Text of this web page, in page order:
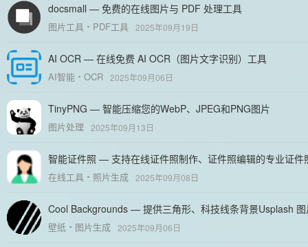
docsmall — 免费的在线图片与 PDF 处理工具
图片工具 PDF工具 2025年09月19日
AI OCR — 在线免费 AI OCR（图片文字识别）工具
AI智能 OCR 2025年09月06日
TinyPNG — 智能压缩您的WebP、JPEG和PNG图片
图片处理 2025年09月13日
智能证件照 — 支持在线证件照制作、证件照编辑的专业证件
在线工具 照片生成 2025年09月08日
Cool Backgrounds — 提供三角形、科技线条背景Usplash
壁纸 图片生成 2025年09月06日